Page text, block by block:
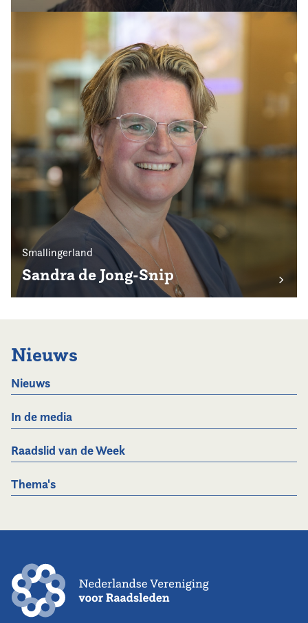
Smallingerland
Sandra de Jong-Snip
Nieuws
Nieuws
In de media
Raadslid van de Week
Thema's